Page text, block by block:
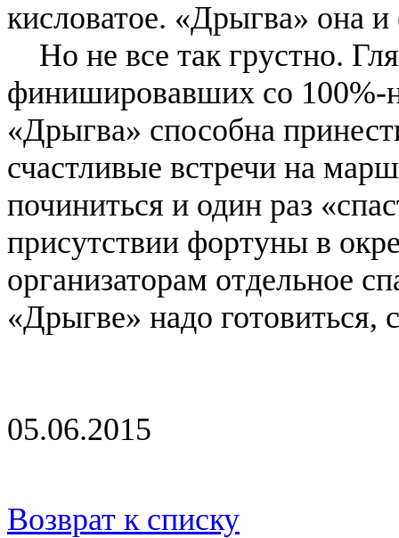
кисловатое. «Дрыгва» она
Но не все так грустно.
финишировавших со 100%-
«Дрыгва» способна
счастливые встречи на
починиться и один раз
присутствии фортуны в
организаторам отдельное
«Дрыгве» надо
05.06.2015
Возврат к списку